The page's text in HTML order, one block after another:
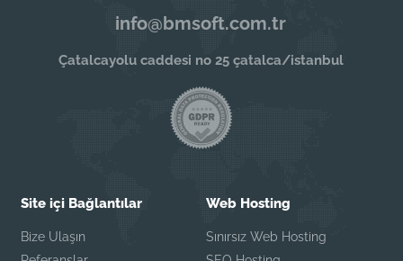
info@bmsoft.com.tr
Çatalcayolu caddesi no 25 çatalca/istanbul
Site içi Bağlantılar
Bize Ulaşın
Web Hosting
Sınırsız Web Hosting